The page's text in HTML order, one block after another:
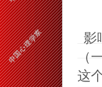
影
（
这